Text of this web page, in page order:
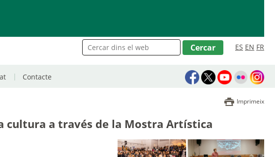
ES EN FR
Contacte
Imprimeix
cultura a través de la Mostra Artística